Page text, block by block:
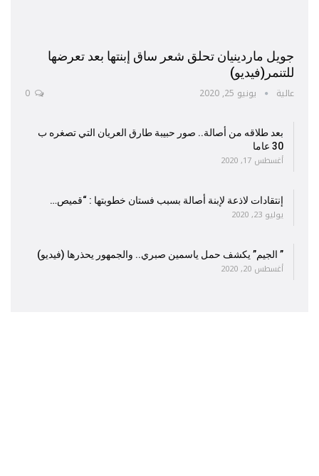
جويل ماردينيان تحلق شعر ساق إبنتها بعد تعرضها
للتنمر(فيديو)
عالية يونيو 25, 2020
بعد طلاقه من أصالة.. صور حبيبة طارق العريان التي تصغره ب
30 عاما
أغسطس 17, 2020
إنتقادات لاذعة لإبنة أصالة بسبب فستان خطوبتها : “قميص…
يوليو 23, 2020
” الجيم” يكشف حمل ياسمين صبري.. والجمهور يحذرها (فيديو)
أغسطس 20, 2020